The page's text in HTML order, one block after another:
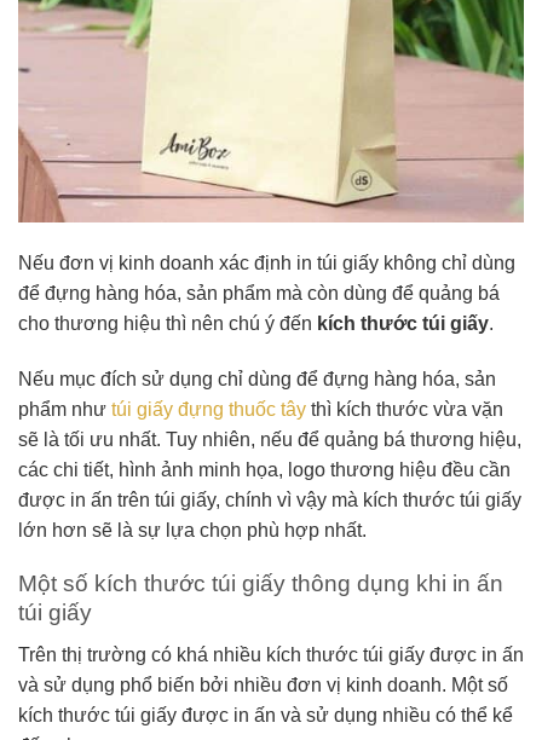
Nếu đơn vị kinh doanh xác định in túi giấy không chỉ dùng
để đựng hàng hóa, sản phẩm mà còn dùng để quảng bá
cho thương hiệu thì nên chú ý đến kích thước túi giấy.
Nếu mục đích sử dụng chỉ dùng để đựng hàng hóa, sản
phẩm như túi giấy đựng thuốc tây thì kích thước vừa vặn
sẽ là tối ưu nhất. Tuy nhiên, nếu để quảng bá thương hiệu,
các chi tiết, hình ảnh minh họa, logo thương hiệu đều cần
được in ấn trên túi giấy, chính vì vậy mà kích thước túi giấy
lớn hơn sẽ là sự lựa chọn phù hợp nhất.
Một số kích thước túi giấy thông dụng khi in ấn
túi giấy
Trên thị trường có khá nhiều kích thước túi giấy được in ấn
và sử dụng phổ biến bởi nhiều đơn vị kinh doanh. Một số
kích thước túi giấy được in ấn và sử dụng nhiều có thể kể